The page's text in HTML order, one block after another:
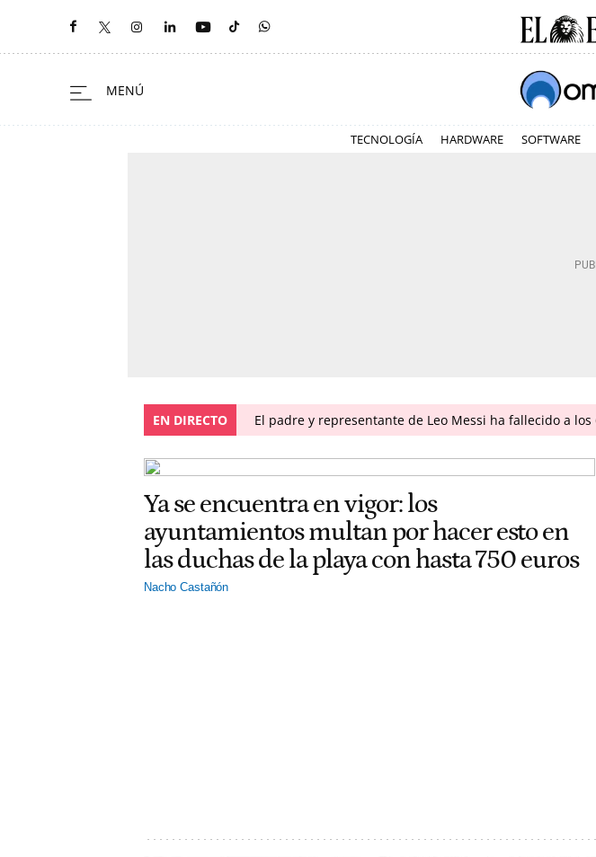
TECNOLOGÍA HARDWARE SOFTWARE
EN DIRECTO El padre y representante de Leo Messi ha fallecido a
Ya se encuentra en vigor: los
ayuntamientos multan por hacer esto en
las duchas de la playa con hasta 750 euros
Nacho Castañón